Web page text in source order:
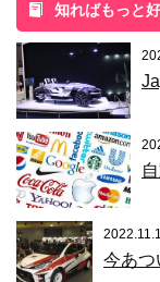
知ればもっと
今あつ